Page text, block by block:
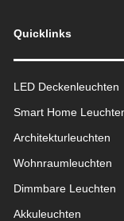
Quicklinks
LED Deckenleuchten
Smart Home
Architekturleuchten
Wohnraum­leuchten
Dimmbare Leuchten
Akkuleuchten